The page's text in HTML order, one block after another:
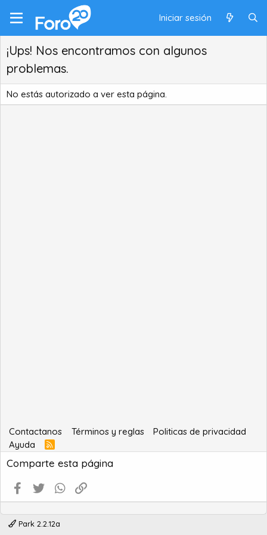
Iniciar sesión
¡Ups! Nos encontramos con algunos
problemas.
No estás autorizado a ver esta página.
Contactanos Términos y reglas
Politicas de privacidad
Ayuda
R
S
S
Comparte esta página
Facebook
Twitter WhatsApp
Park 2.2.12a